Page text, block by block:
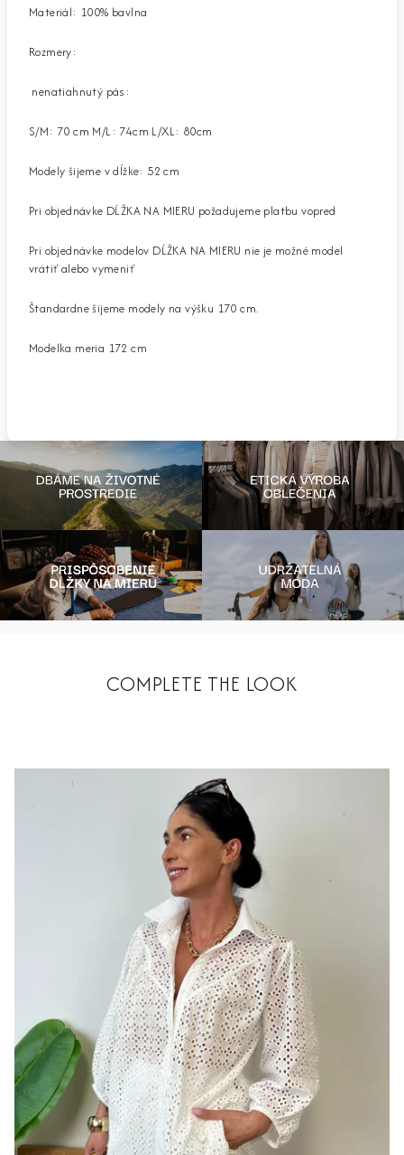
Materiál: 100% bavlna
Rozmery:
nenatiahnutý pás:
S/M: 70 cm M/L: 74cm L/XL: 80cm
Modely šijeme v dĺžke: 52 cm
Pri objednávke DĹŽKA NA MIERU požadujeme platbu vopred
Pri objednávke modelov DĹŽKA NA MIERU nie je možné model
vrátiť alebo vymeniť
Štandardne šijeme modely na výšku 170 cm.
Modelka meria 172 cm
COMPLETE THE LOOK